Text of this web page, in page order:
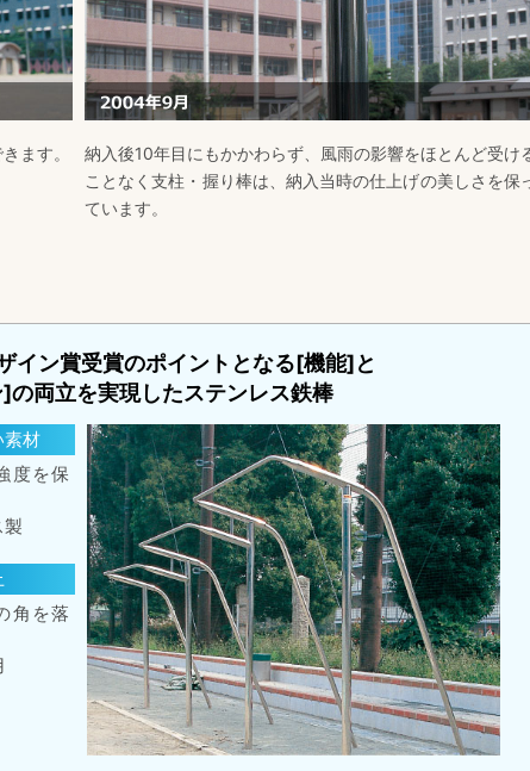
ます。
納入後10年目にもかかわらず、風雨の影響をほとんど受け
ことなく支柱・握り棒は、納入当時の仕上げの美しさを保
ています。
イン賞受賞のポイントとなる[機能]と
の両立を実現したステンレス鉄棒
素材
度を保
製
角を落